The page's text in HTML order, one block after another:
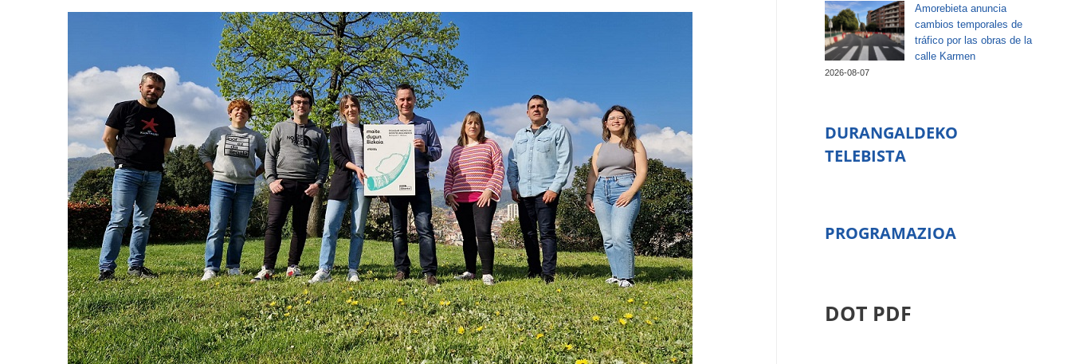
Amorebieta anuncia
cambios temporales de
tráfico por las obras de la
calle Karmen
2026-08-07
DURANGALDEKO
TELEBISTA
PROGRAMAZIOA
DOT PDF